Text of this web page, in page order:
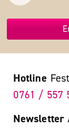
Hotline
0761 / 557
Newsletter